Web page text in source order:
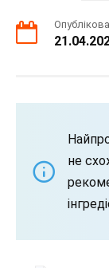
не